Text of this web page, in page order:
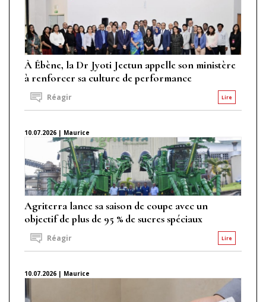
À Ébène, la Dr Jyoti Jeetun appelle son ministère
à renforcer sa culture de performance
Lire
Réagir
10.07.2026 | Maurice
Agriterra lance sa saison de coupe avec un
objectif de plus de 95 % de sucres spéciaux
Lire
Réagir
10.07.2026 | Maurice